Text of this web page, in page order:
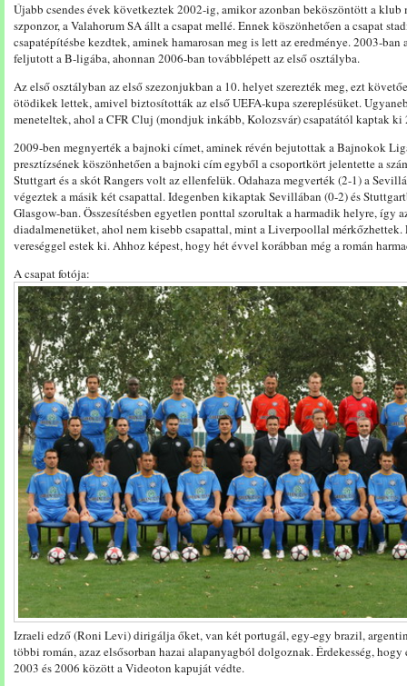
Újabb csendes évek következtek 2002-ig, amikor azonban beköszöntött a
szponzor, a Valahorum SA állt a csapat mellé. Ennek köszönhetően a csapat
csapatépítésbe kezdtek, aminek hamarosan meg is lett az eredménye. 2003-ban
feljutott a B-ligába, ahonnan 2006-ban továbblépett az első osztályba.
Az első osztályban az első szezonjukban a 10. helyet szerezték meg, ezt
ötödikek lettek, amivel biztosították az első UEFA-kupa szereplésüket.
meneteltek, ahol a CFR Cluj (mondjuk inkább, Kolozsvár) csapatától kaptak ki
2009-ben megnyerték a bajnoki címet, aminek révén bejutottak a Bajnokok
presztízsének köszönhetően a bajnoki cím egyből a csoportkört jelentette a
Stuttgart és a skót Rangers volt az ellenfelük. Odahaza megverték (2-1) a
végeztek a másik két csapattal. Idegenben kikaptak Sevillában (0-2) és
Glasgow-ban. Összesítésben egyetlen ponttal szorultak a harmadik helyre, így
diadalmenetüket, ahol nem kisebb csapattal, mint a Liverpoollal
vereséggel estek ki. Ahhoz képest, hogy hét évvel korábban még a román
A csapat fotója:
Izraeli edző (Roni Levi) dirigálja őket, van két portugál, egy-egy brazil,
többi román, azaz elsősorban hazai alapanyagból dolgoznak. Érdekesség,
2003 és 2006 között a Videoton kapuját védte.